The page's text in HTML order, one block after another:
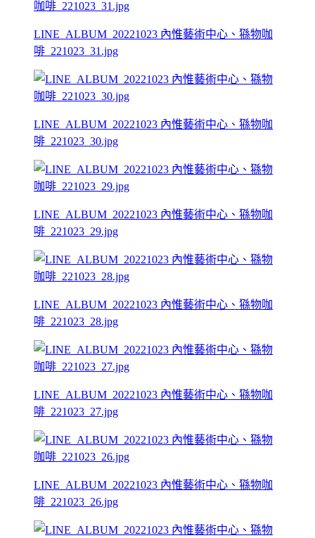
LINE_ALBUM_20221023 內惟藝術中心、猻物咖
啡_221023_31.jpg
LINE_ALBUM_20221023 內惟藝術中心、猻物咖
啡_221023_30.jpg
LINE_ALBUM_20221023 內惟藝術中心、猻物咖
啡_221023_29.jpg
LINE_ALBUM_20221023 內惟藝術中心、猻物咖
啡_221023_28.jpg
LINE_ALBUM_20221023 內惟藝術中心、猻物咖
啡_221023_27.jpg
LINE_ALBUM_20221023 內惟藝術中心、猻物咖
啡_221023_26.jpg